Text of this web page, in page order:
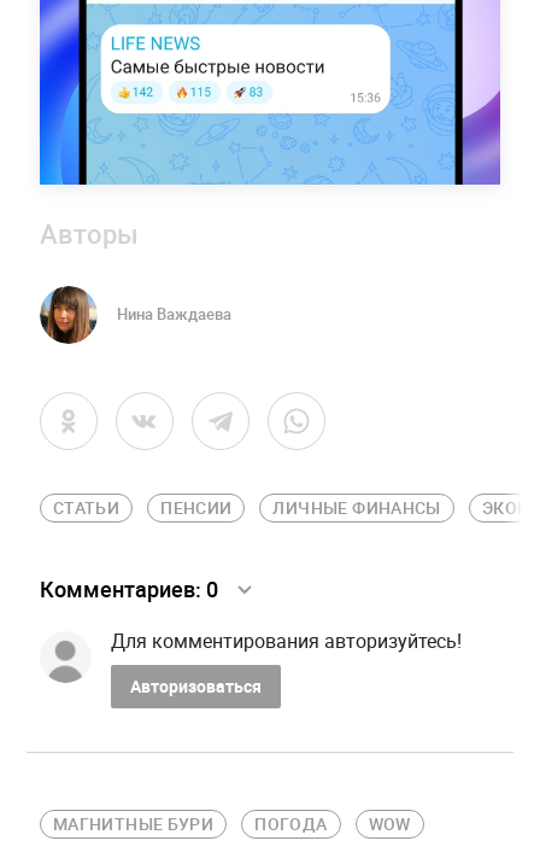
Авторы
Нина Важдаева
СТАТЬИ ПЕНСИИ ЛИЧНЫЕ ФИНАНСЫ
Комментариев: 0
Для комментирования авторизуйтесь!
Авторизоваться
МАГНИТНЫЕ БУРИ ПОГОДА WOW